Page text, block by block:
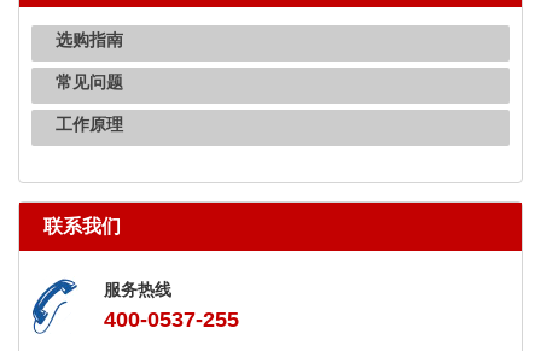
选购指南
常见问题
工作原理
联系我们
服务热线
400-0537-255